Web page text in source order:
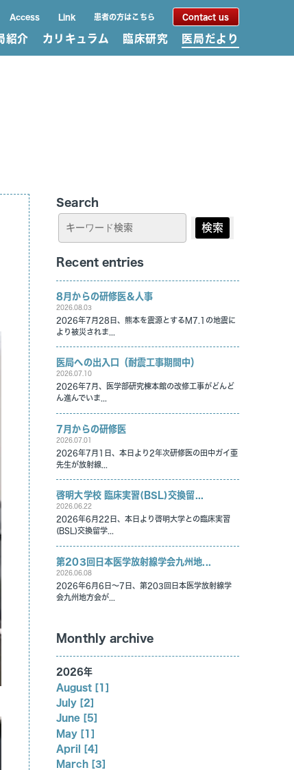
Access Link 患者の方はこちら Contact us
紹介 カリキュラム 臨床研究 医局だより
Search
検索
Recent entries
8月からの研修医＆人事
2026.08.03
2026年7月28日、熊本を震源とするM7.1の地震に
より被災されま...
医局への出入口（耐震工事期間中）
2026.07.10
2026年7月、医学部研究棟本館の改修工事がどんど
ん進んでいま...
7月からの研修医
2026.07.01
2026年7月1日、本日より2年次研修医の田中ガイ亜
先生が放射線...
啓明大学校 臨床実習(BSL)交換留...
2026.06.22
2026年6月22日、本日より啓明大学との臨床実習
(BSL)交換留学...
第203回日本医学放射線学会九州地...
2026.06.08
2026年6月6日～7日、第203回日本医学放射線学
会九州地方会が...
Monthly archive
2026年
August [1]
July [2]
June [5]
May [1]
April [4]
March [3]